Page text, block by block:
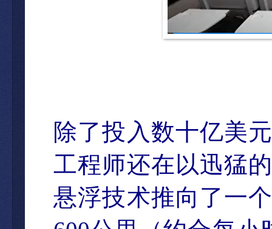
除了投入数十亿美
工程师还在以迅猛
悬浮技术推向了一